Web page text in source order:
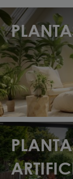
Plantas
ver
(47)